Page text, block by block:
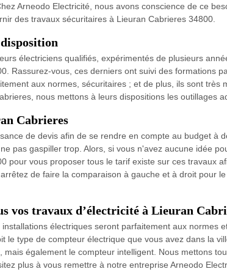
Arneodo Electricité, nous avons conscience de ce
des travaux sécuritaires à Lieuran Cabrieres 34800.
électriciens qualifiés, expérimentés de plusieurs
Rassurez-vous, ces derniers ont suivi des formations
aux normes, sécuritaires ; et de plus, ils sont très
nous mettons à leurs dispositions les outillages
Cabrieres
de devis afin de se rendre en compte au budget à
pas gaspiller trop. Alors, si vous n'avez aucune idée
pour vous proposer tous le tarif existe sur ces travaux
de faire la comparaison à gauche et à droit pour
vos travaux d’électricité à Lieuran
électriques seront parfaitement aux normes
le type de compteur électrique que vous avez dans la
également le compteur intelligent. Nous mettons
plus à vous remettre à notre entreprise Arneodo